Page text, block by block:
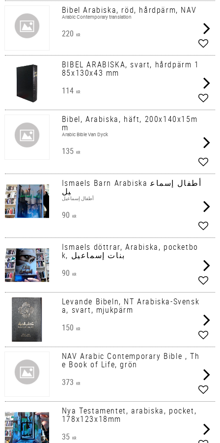
Bibel Arabiska, röd, hårdpärm, NAV
Arabic Contemporary translation
220 KR
BIBEL ARABISKA, svart, hårdpärm 1
85x130x43 mm
114 KR
Bibel, Arabiska, häft, 200x140x15m
m
Arabic Bible Van Dyck
135 KR
Ismaels Barn Arabiska أطفال إسماع
يل
أطفال إسماعيل
90 KR
Ismaels döttrar, Arabiska, pocketbo
k, بنات إسماعيل
90 KR
Levande Bibeln, NT Arabiska-Svensk
a, svart, mjukpärm
150 KR
NAV Arabic Contemporary Bible , Th
e Book of Life, grön
373 KR
Nya Testamentet, arabiska, pocket,
178x123x18mm
35 KR